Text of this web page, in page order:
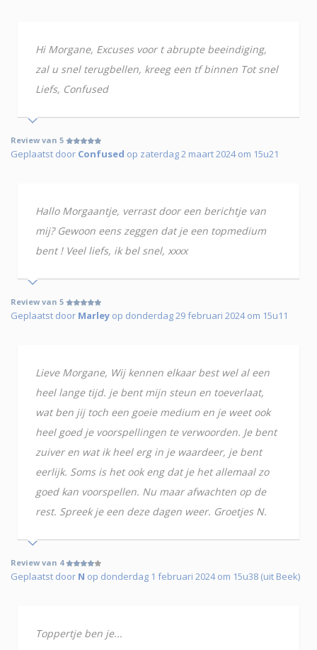
Hi Morgane, Excuses voor t abrupte beeindiging,
zal u snel terugbellen, kreeg een tf binnen Tot snel
Liefs, Confused
Review van 5
Geplaatst door Confused op zaterdag 2 maart 2024 om 15u21
Hallo Morgaantje, verrast door een berichtje van
mij? Gewoon eens zeggen dat je een topmedium
bent ! Veel liefs, ik bel snel, xxxx
Review van 5
Geplaatst door Marley op donderdag 29 februari 2024 om 15u11
Lieve Morgane, Wij kennen elkaar best wel al een
heel lange tijd. je bent mijn steun en toeverlaat,
wat ben jij toch een goeie medium en je weet ook
heel goed je voorspellingen te verwoorden. Je bent
zuiver en wat ik heel erg in je waardeer, je bent
eerlijk. Soms is het ook eng dat je het allemaal zo
goed kan voorspellen. Nu maar afwachten op de
rest. Spreek je een deze dagen weer. Groetjes N.
Review van 4
Geplaatst door N op donderdag 1 februari 2024 om 15u38 (uit Beek)
Toppertje ben je...